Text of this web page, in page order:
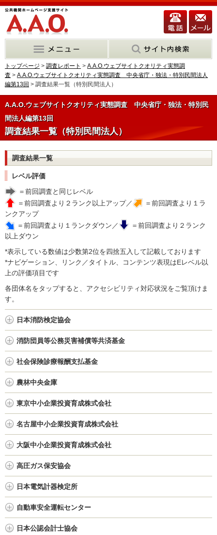
トップページ > 調査レポート > A.A.O.ウェブサイトクオリティ実態調
査 > A.A.O.ウェブサイトクオリティ実態調査 中央省庁・独法・特別民間法人
編第13回 > 調査結果一覧（特別民間法人）
A.A.O.ウェブサイトクオリティ実態調査 中央省庁・独法・特別民
間法人編第13回
調査結果一覧（特別民間法人）
調査結果一覧
レベル評価
＝前回調査と同じレベル
＝前回調査より２ランク以上アップ／
＝前回調査より１ラ
ンクアップ
＝前回調査より１ランクダウン／
＝前回調査より２ランク
以上ダウン
*表示している数値は少数第2位を四捨五入して記載しております
*ナビゲーション、リンク／タイトル、コンテンツ表現はEレベル以
上の評価項目です
各団体名をタップすると、アクセシビリティ対応状況をご覧頂けま
す。
日本消防検定協会
消防団員等公務災害補償等共済基金
社会保険診療報酬支払基金
農林中央金庫
東京中小企業投資育成株式会社
名古屋中小企業投資育成株式会社
大阪中小企業投資育成株式会社
高圧ガス保安協会
日本電気計器検定所
自動車安全運転センター
日本公認会計士協会